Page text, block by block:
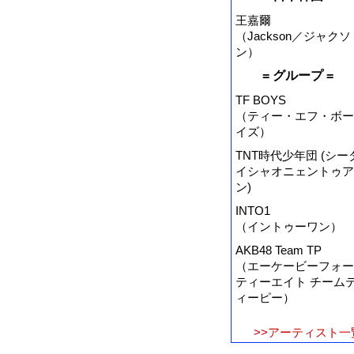
王嘉爾
（Jackson／ジャクソ
ン）
= グループ =
TF BOYS
（ティー・エフ・ボー
イズ）
TNT時代少年団 (シー
イシャオニェントゥア
ン)
INTO1
（イントゥーワン）
AKB48 Team TP
（エーケービーフォー
ティーエイト チーム
ィーピー）
>>アーティスト一